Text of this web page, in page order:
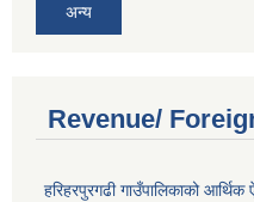
अन्य
Revenue/
हरिहरपुरगढी गाउँपालिकाको